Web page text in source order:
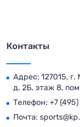
Контакты
Адрес: 127015,
д. 2Б, этаж 8,
Телефон: +7
Почта: